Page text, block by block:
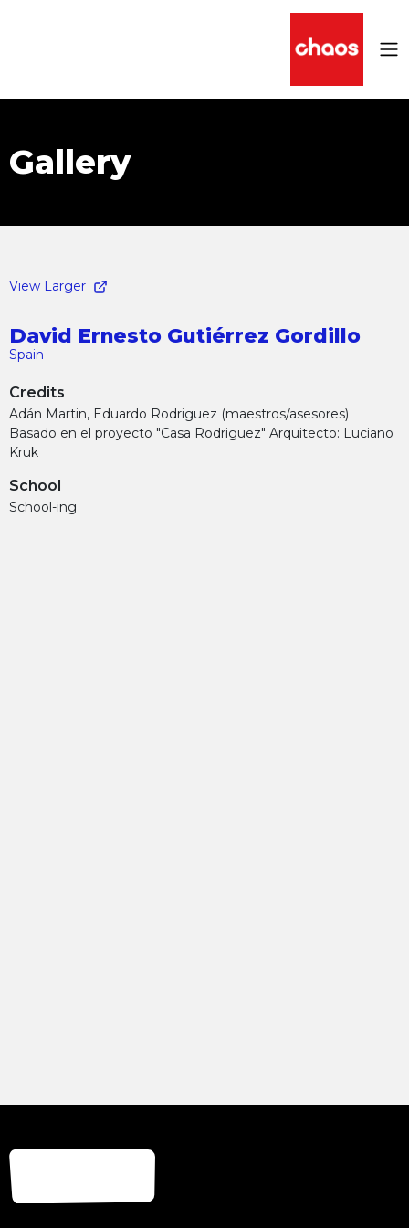
Gallery
View Larger
David Ernesto Gutiérrez Gordillo
Spain
Credits
Adán Martin, Eduardo Rodriguez (maestros/asesores)
Basado en el proyecto "Casa Rodriguez" Arquitecto: Luciano
Kruk
School
School-ing